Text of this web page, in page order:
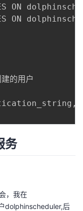
ON
ON
的用户
务
，我在
dolphinscheduler,后